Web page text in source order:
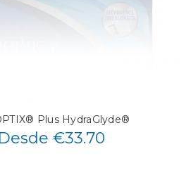
Plus HydraGlyde®
Desde €33.70